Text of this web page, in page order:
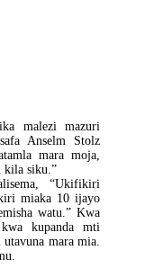
malezi mazuri
Anselm Stolz
mara moja,
kila siku.”
“Ukifikiri
miaka 10 ijayo
watu.” Kwa
kupanda mti
mara mia.